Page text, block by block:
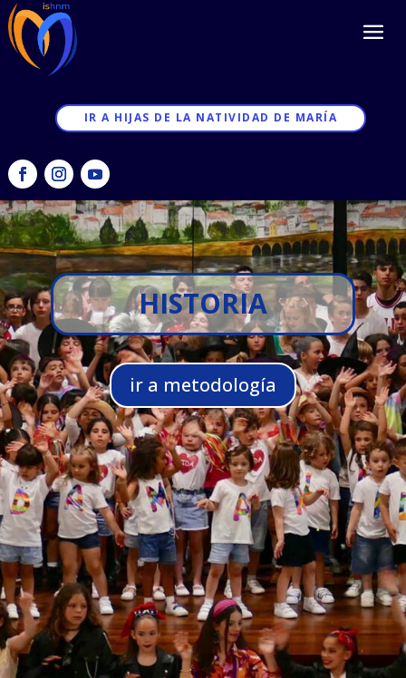
IR A HIJAS DE LA NATIVIDAD DE MARÍA
HISTORIA
ir a metodología